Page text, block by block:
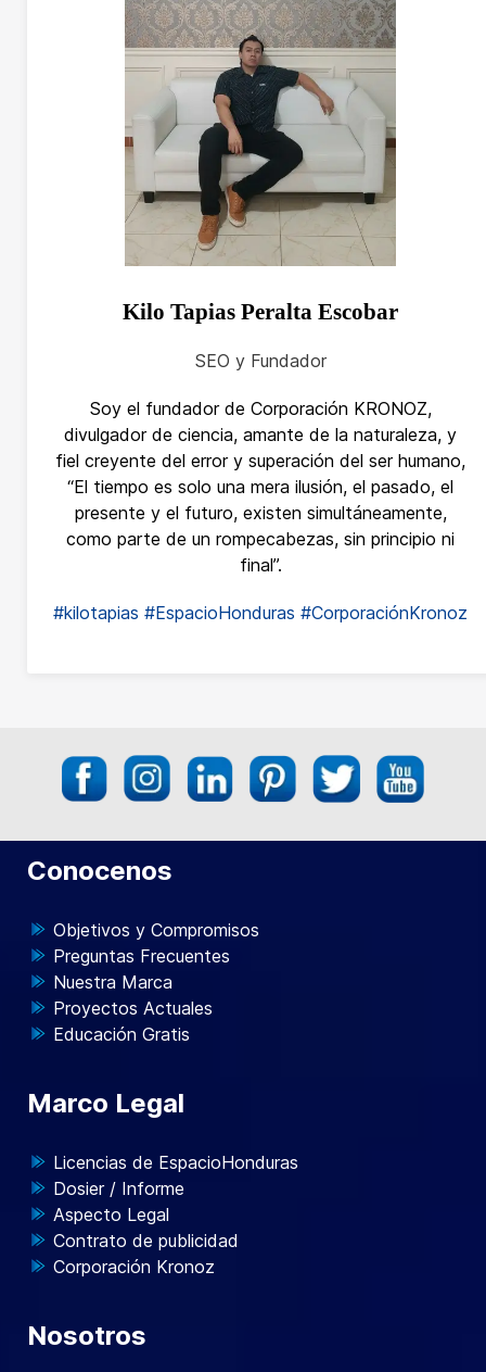
Kilo Tapias Peralta Escobar
SEO y Fundador
Soy el fundador de Corporación KRONOZ,
divulgador de ciencia, amante de la naturaleza, y
fiel creyente del error y superación del ser humano,
“El tiempo es solo una mera ilusión, el pasado, el
presente y el futuro, existen simultáneamente,
como parte de un rompecabezas, sin principio ni
final”.
#kilotapias #EspacioHonduras #CorporaciónKronoz
Conocenos
Objetivos y Compromisos
Preguntas Frecuentes
Nuestra Marca
Proyectos Actuales
Educación Gratis
Marco Legal
Licencias de EspacioHonduras
Dosier / Informe
Aspecto Legal
Contrato de publicidad
Corporación Kronoz
Nosotros